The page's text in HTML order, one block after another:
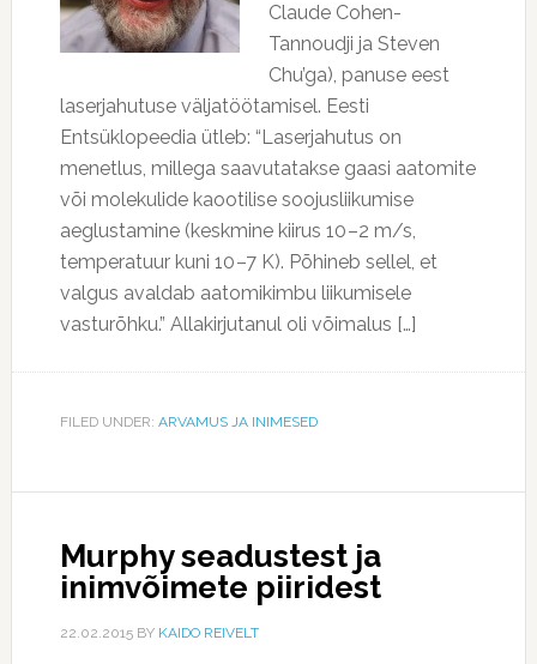
Claude Cohen-
Tannoudji ja Steven
Chu’ga), panuse eest
laserjahutuse väljatöötamisel. Eesti
Entsüklopeedia ütleb: “Laserjahutus on
menetlus, millega saavutatakse gaasi aatomite
või molekulide kaootilise soojusliikumise
aeglustamine (keskmine kiirus 10 –2 m/s,
temperatuur kuni 10 –7 K). Põhineb sellel, et
valgus avaldab aatomikimbu liikumisele
vasturõhku.” Allakirjutanul oli võimalus […]
FILED UNDER: ARVAMUS JA INIMESED
Murphy seadustest ja
inimvõimete piiridest
22.02.2015BY KAIDO REIVELT